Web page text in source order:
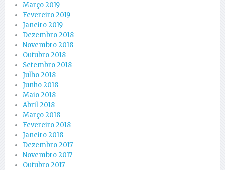
Março 2019
Fevereiro 2019
Janeiro 2019
Dezembro 2018
Novembro 2018
Outubro 2018
Setembro 2018
Julho 2018
Junho 2018
Maio 2018
Abril 2018
Março 2018
Fevereiro 2018
Janeiro 2018
Dezembro 2017
Novembro 2017
Outubro 2017